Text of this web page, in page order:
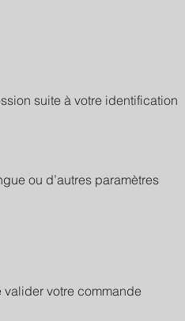
suite à votre identification
ou d’autres paramètres
valider votre commande